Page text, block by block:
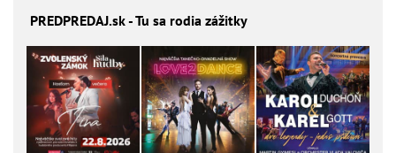
PREDPREDAJ.sk - Tu sa rodia zážitky